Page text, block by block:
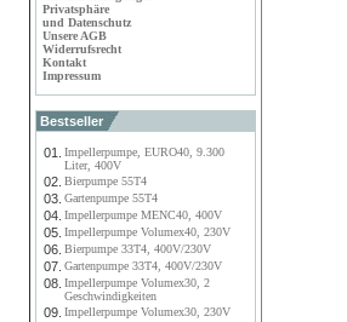
Privatsphäre
und Datenschutz
Unsere AGB
Widerrufsrecht
Kontakt
Impressum
Bestseller
01.
Impellerpumpe, EURO40, 9.300
Liter, 400V
02. Bierpumpe 55T4
03. Gartenpumpe 55T4
04. Impellerpumpe MENC40, 400V
05. Impellerpumpe Volumex40, 230V
06. Bierpumpe 33T4, 400V/230V
07. Gartenpumpe 33T4, 400V/230V
08. Impellerpumpe Volumex30, 2
Geschwindigkeiten
09. Impellerpumpe Volumex30, 230V